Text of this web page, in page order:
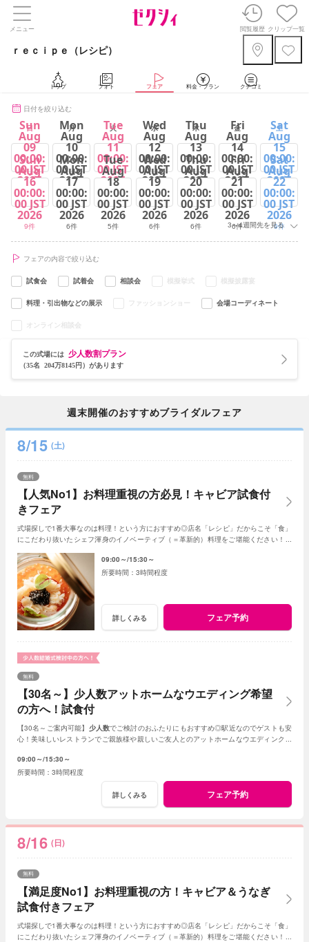
メニュー 閲覧履歴 クリップ一覧
ｒｅｃｉｐｅ（レシピ）
トップ フォト フェア 料金・プラン クチコミ
日付を絞り込む
日 月 火 水 木 金 土
Sun
Aug
09
00:00:
00 JST
2026
9件
Mon
Aug
10
00:00:
00 JST
2026
6件
Tue
Aug
11
00:00:
00 JST
2026
10件
Wed
Aug
12
00:00:
00 JST
2026
6件
Thu
Aug
13
00:00:
00 JST
2026
6件
Fri
Aug
14
00:00:
00 JST
2026
6件
Sat
Aug
15
00:00:
00 JST
2026
9件
Sun
Aug
16
00:00:
00 JST
2026
9件
Mon
Aug
17
00:00:
00 JST
2026
6件
Tue
Aug
18
00:00:
00 JST
2026
5件
Wed
Aug
19
00:00:
00 JST
2026
6件
Thu
Aug
20
00:00:
00 JST
2026
6件
Fri
Aug
21
00:00:
00 JST
2026
6件
Sat
Aug
22
00:00:
00 JST
2026
9件
3～4週間先を見る
フェアの内容で絞り込む
試食会 試着会 相談会 模擬挙式 模擬披露宴
料理・引出物などの展示 ファッションショー 会場コーディネート
オンライン相談会
この式場には 少人数割プラン
（35名 204万8145円）があります
週末開催のおすすめブライダルフェア
8/15 (土)
【人気No1】お料理重視の方必見！キャビア試食付
きフェア
無料
式場探しで1番大事なのは料理！という方におすすめ◎店名「レシピ」だからこそ「食」
にこだわり抜いたシェフ渾身のイノベーティブ（＝革新的）料理をご堪能ください！新
09:00～ 15:30～
3時間程度
詳しくみる フェア予約
【30名～】少人数アットホームなウエディング希望
の方へ！試食付
無料
【30名～ご案内可能】 少人数でご検討のおふたりにもおすすめ◎駅近なのでゲストも安
心！美味しいレストランでご親族様や親しいご友人とのアットホームなウエディングが
09:00～ 15:30～
3時間程度
詳しくみる フェア予約
8/16 (日)
【満足度No1】お料理重視の方！キャビア＆うなぎ
試食付きフェア
無料
式場探しで1番大事なのは料理！という方におすすめ◎店名「レシピ」だからこそ「食」
にこだわり抜いたシェフ渾身のイノベーティブ（＝革新的）料理をご堪能ください！新